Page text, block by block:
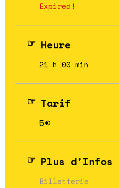
Expired!
Heure
21 h 00 min
Tarif
5€
Plus d'Infos
Billetterie